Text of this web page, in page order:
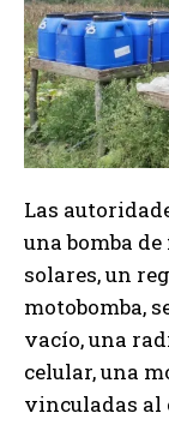
Las
una bomba
solares, un
motobomba,
vacío, una
celular, una
vinculadas al